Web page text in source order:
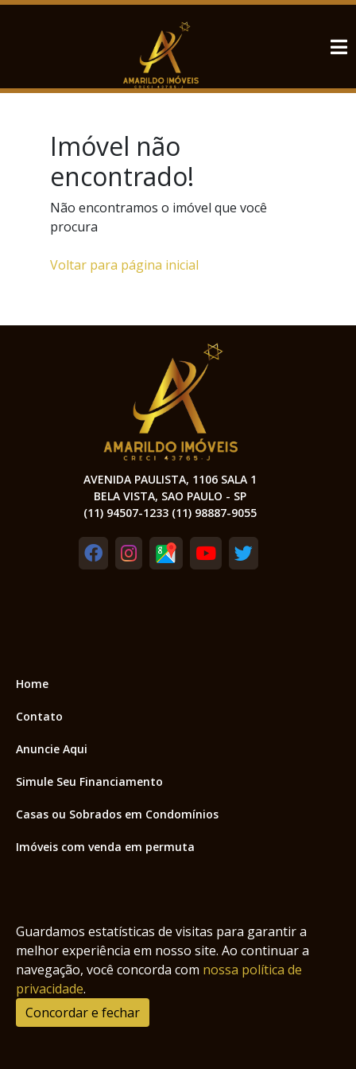
Imóvel não
encontrado!
Não encontramos o imóvel que você
procura
Voltar para página inicial
Guardamos estatísticas de visitas para garantir a
melhor experiência em nosso site. Ao continuar a
navegação, você concorda com nossa política de
privacidade.
Concordar e fechar
AVENIDA PAULISTA, 1106 SALA 1
BELA VISTA, SAO PAULO - SP
(11) 94507-1233 (11) 98887-9055
Home
Contato
Anuncie Aqui
Simule Seu Financiamento
Casas ou Sobrados em Condomínios
Imóveis com venda em permuta
Casa com piscina
Apartamento com piscina
Condomínio fechado